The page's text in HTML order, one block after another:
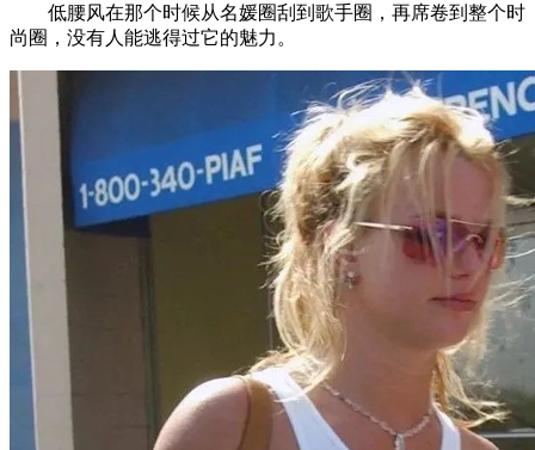
低腰风在那个时候从名媛圈刮到歌手圈，再席卷到整个时
尚圈，没有人能逃得过它的魅力。